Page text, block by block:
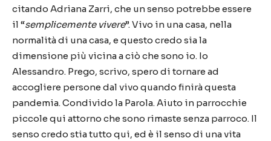
citando Adriana Zarri, che un senso potrebbe essere
il “semplicemente vivere”. Vivo in una casa, nella
normalità di una casa, e questo credo sia la
dimensione più vicina a ciò che sono io. Io
Alessandro. Prego, scrivo, spero di tornare ad
accogliere persone dal vivo quando finirà questa
pandemia. Condivido la Parola. Aiuto in parrocchie
piccole qui attorno che sono rimaste senza parroco. Il
senso credo stia tutto qui, ed è il senso di una vita